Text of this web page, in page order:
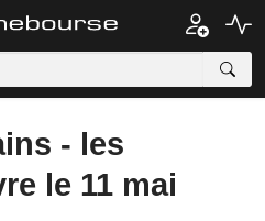
- les
le 11 mai